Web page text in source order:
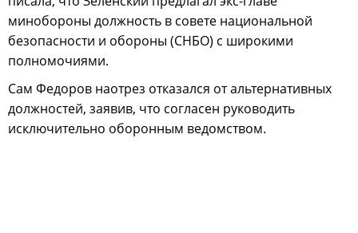
минобороны должность в совете национальной
безопасности и обороны (СНБО) с широкими
полномочиями.
Сам Федоров наотрез отказался от альтернативных
должностей, заявив, что согласен руководить
исключительно оборонным ведомством.